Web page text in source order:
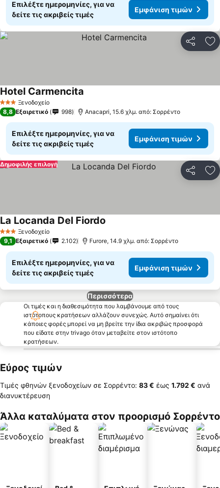
Επιλέξτε ημερομηνίες, για να
δείτε τις ακριβείς τιμές
Εμφάνιση τιμών
3 ΑστέριαΞενοδοχείο
Hotel Carmencita
8,8 Εξαιρετικό 998 Anacapri, 15.6 χλμ. από: Σορρέντο
Επιλέξτε ημερομηνίες, για να
δείτε τις ακριβείς τιμές
Εμφάνιση τιμών
Δημοφιλής επιλογή
3 ΑστέριαΞενοδοχείο
La Locanda Del Fiordo
9,1 Εξαιρετικό 2.102 Furore, 14.9 χλμ. από: Σορρέντο
Επιλέξτε ημερομηνίες, για να
δείτε τις ακριβείς τιμές
Εμφάνιση τιμών
Περισσότερα
Οι τιμές και η διαθεσιμότητα που λαμβάνουμε από τους
ιστότοπους κρατήσεων αλλάζουν συνεχώς. Αυτό σημαίνει ότι
κάποιες φορές μπορεί να μη βρείτε την ίδια ακριβώς προσφορά
που είδατε στην trivago όταν μεταβείτε στον ιστότοπο
κρατήσεων.
Εύρος τιμών
Τιμές φθηνών ξενοδοχείων σε Σορρέντο: ‎83 € έως ‎1.792 € ανά
διανυκτέρευση
Άλλα καταλύματα στον προορισμό Σορρέντο